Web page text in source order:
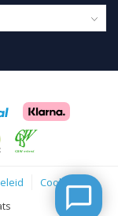
Cookies